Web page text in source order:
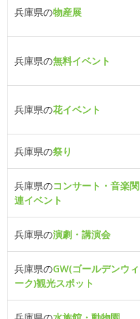
兵庫県の物産展
兵庫県の無料イベント
兵庫県の花イベント
兵庫県の祭り
兵庫県のコンサート・音楽関
連イベント
兵庫県の演劇・講演会
兵庫県のGW(ゴールデンウィ
ーク)観光スポット